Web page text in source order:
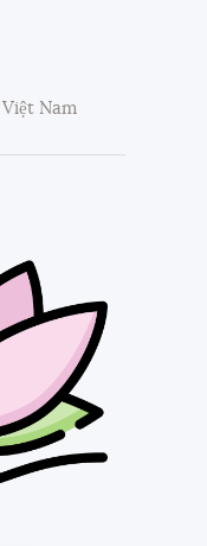
Việt Nam